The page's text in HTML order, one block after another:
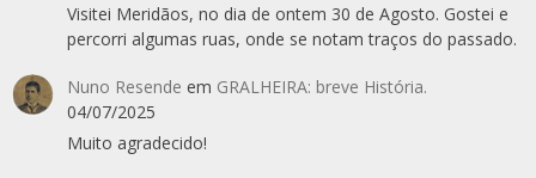
Visitei Meridãos, no dia de ontem 30 de Agosto. Gostei e
percorri algumas ruas, onde se notam traços do passado.
Nuno Resende em GRALHEIRA: breve História.
04/07/2025
Muito agradecido!